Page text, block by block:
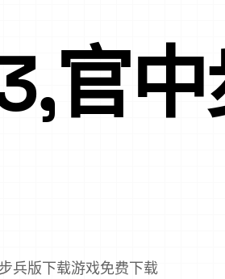
官
兵版下载游戏免费下载